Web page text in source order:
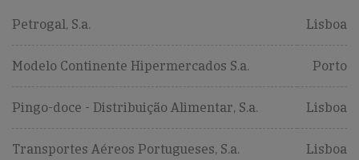
Petrogal, S.a. Lisboa
Modelo Continente Hipermercados S.a. Porto
Pingo-doce - Distribuição Alimentar, S.a. Lisboa
Transportes Aéreos Portugueses, S.a. Lisboa